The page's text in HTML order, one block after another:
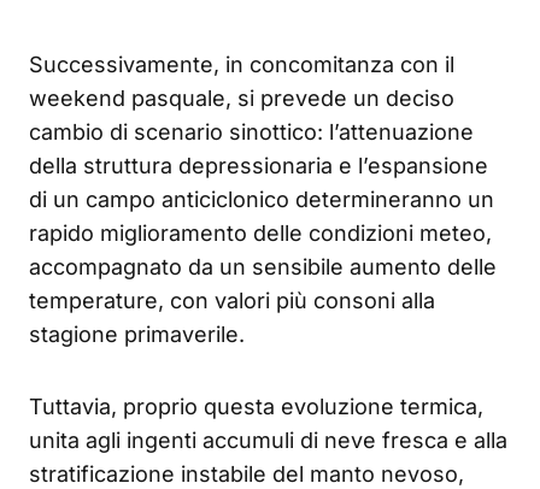
Successivamente, in concomitanza con il
weekend pasquale, si prevede un deciso
cambio di scenario sinottico: l’attenuazione
della struttura depressionaria e l’espansione
di un campo anticiclonico determineranno un
rapido miglioramento delle condizioni meteo,
accompagnato da un sensibile aumento delle
temperature, con valori più consoni alla
stagione primaverile.
Tuttavia, proprio questa evoluzione termica,
unita agli ingenti accumuli di neve fresca e alla
stratificazione instabile del manto nevoso,